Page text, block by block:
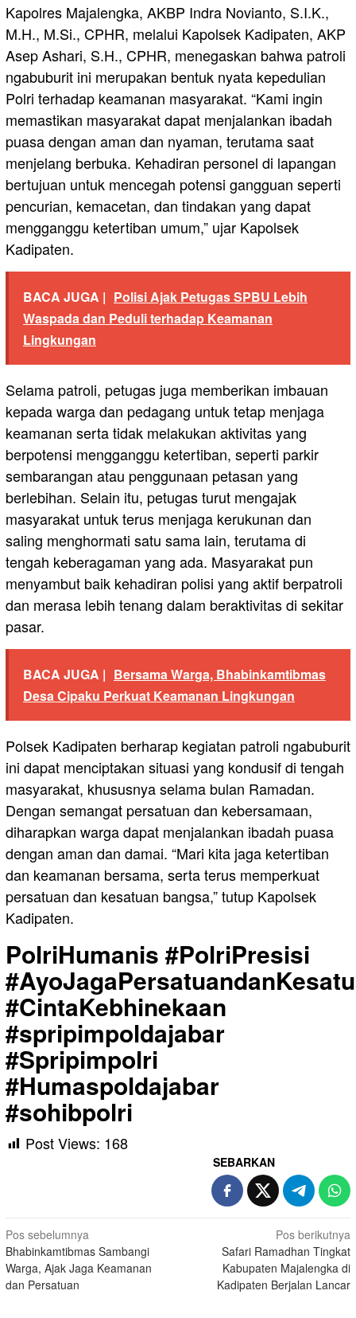
Kapolres Majalengka, AKBP Indra Novianto, S.I.K.,
M.H., M.Si., CPHR, melalui Kapolsek Kadipaten, AKP
Asep Ashari, S.H., CPHR, menegaskan bahwa patroli
ngabuburit ini merupakan bentuk nyata kepedulian
Polri terhadap keamanan masyarakat. “Kami ingin
memastikan masyarakat dapat menjalankan ibadah
puasa dengan aman dan nyaman, terutama saat
menjelang berbuka. Kehadiran personel di lapangan
bertujuan untuk mencegah potensi gangguan seperti
pencurian, kemacetan, dan tindakan yang dapat
mengganggu ketertiban umum,” ujar Kapolsek
Kadipaten.
BACA JUGA | Polisi Ajak Petugas SPBU Lebih
Waspada dan Peduli terhadap Keamanan
Lingkungan
Selama patroli, petugas juga memberikan imbauan
kepada warga dan pedagang untuk tetap menjaga
keamanan serta tidak melakukan aktivitas yang
berpotensi mengganggu ketertiban, seperti parkir
sembarangan atau penggunaan petasan yang
berlebihan. Selain itu, petugas turut mengajak
masyarakat untuk terus menjaga kerukunan dan
saling menghormati satu sama lain, terutama di
tengah keberagaman yang ada. Masyarakat pun
menyambut baik kehadiran polisi yang aktif berpatroli
dan merasa lebih tenang dalam beraktivitas di sekitar
pasar.
BACA JUGA | Bersama Warga, Bhabinkamtibmas
Desa Cipaku Perkuat Keamanan Lingkungan
Polsek Kadipaten berharap kegiatan patroli ngabuburit
ini dapat menciptakan situasi yang kondusif di tengah
masyarakat, khususnya selama bulan Ramadan.
Dengan semangat persatuan dan kebersamaan,
diharapkan warga dapat menjalankan ibadah puasa
dengan aman dan damai. “Mari kita jaga ketertiban
dan keamanan bersama, serta terus memperkuat
persatuan dan kesatuan bangsa,” tutup Kapolsek
Kadipaten.
PolriHumanis #PolriPresisi
#CintaKebhinekaan
#spripimpoldajabar
#Spripimpolri
#Humaspoldajabar
#sohibpolri
Post Views: 168
SEBARKAN
Navigasi
pos
Pos sebelumnya
Bhabinkamtibmas Sambangi
Warga, Ajak Jaga Keamanan
dan Persatuan
Pos berikutnya
Safari Ramadhan Tingkat
Kabupaten Majalengka di
Kadipaten Berjalan Lancar